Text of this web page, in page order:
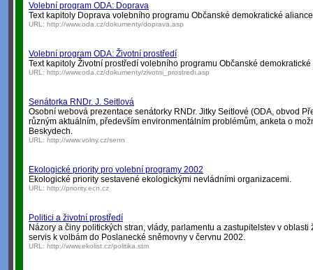
Volební program ODA: Doprava
Text kapitoly Doprava volebního programu Občanské demokratické
URL: http://www.oda.cz/dokumenty/doprava.asp
Volební program ODA: Životní prostředí
Text kapitoly Životní prostředí volebního programu Občanské
URL: http://www.oda.cz/dokumenty/zivotni_prostredi.asp
Senátorka RNDr. J. Seitlová
Osobní webová prezentace senátorky RNDr. Jitky Seitlové (ODA, obvod
různým aktuálním, především environmentálním problémům, anketa o
Beskydech.
URL: http://www.volny.cz/senn
Ekologické priority pro volební programy 2002
Ekologické priority sestavené ekologickými nevládními organizacemi.
URL: http://priority.ecn.cz
Politici a životní prostředí
Názory a činy politických stran, vlády, parlamentu a zastupitelstev v
servis k volbám do Poslanecké sněmovny v červnu 2002.
URL: http://www.ekolist.cz/politika.stm